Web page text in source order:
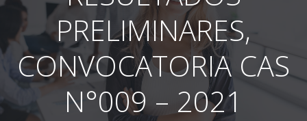
PRELIMINARES,
CONVOCATORIA CAS
N°009 – 2021